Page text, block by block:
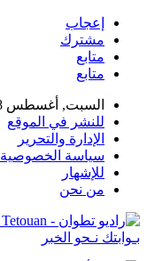
إعجاب
مشترك
متابع
متابع
السبت, أغسطس 8, 2026
للنشر في الموقع
الإدارة والتحرير
سياسة الخصوصية
للإشهار
من نحن
بـوابتك نـحو الخبر